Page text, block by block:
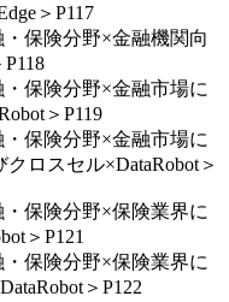
＞P117
保険分野×金融機関向
保険分野×金融市場に
＞P119
保険分野×金融市場に
ロスセル×DataRobot＞
保険分野×保険業界に
＞P121
保険分野×保険業界に
＞P122